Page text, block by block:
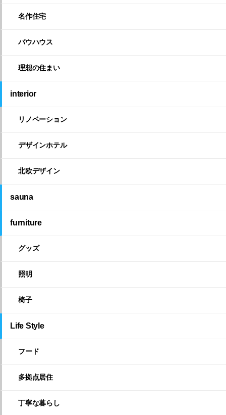
名作住宅
バウハウス
理想の住まい
interior
リノベーション
デザインホテル
北欧デザイン
sauna
furniture
グッズ
照明
椅子
Life Style
フード
多拠点居住
丁寧な暮らし